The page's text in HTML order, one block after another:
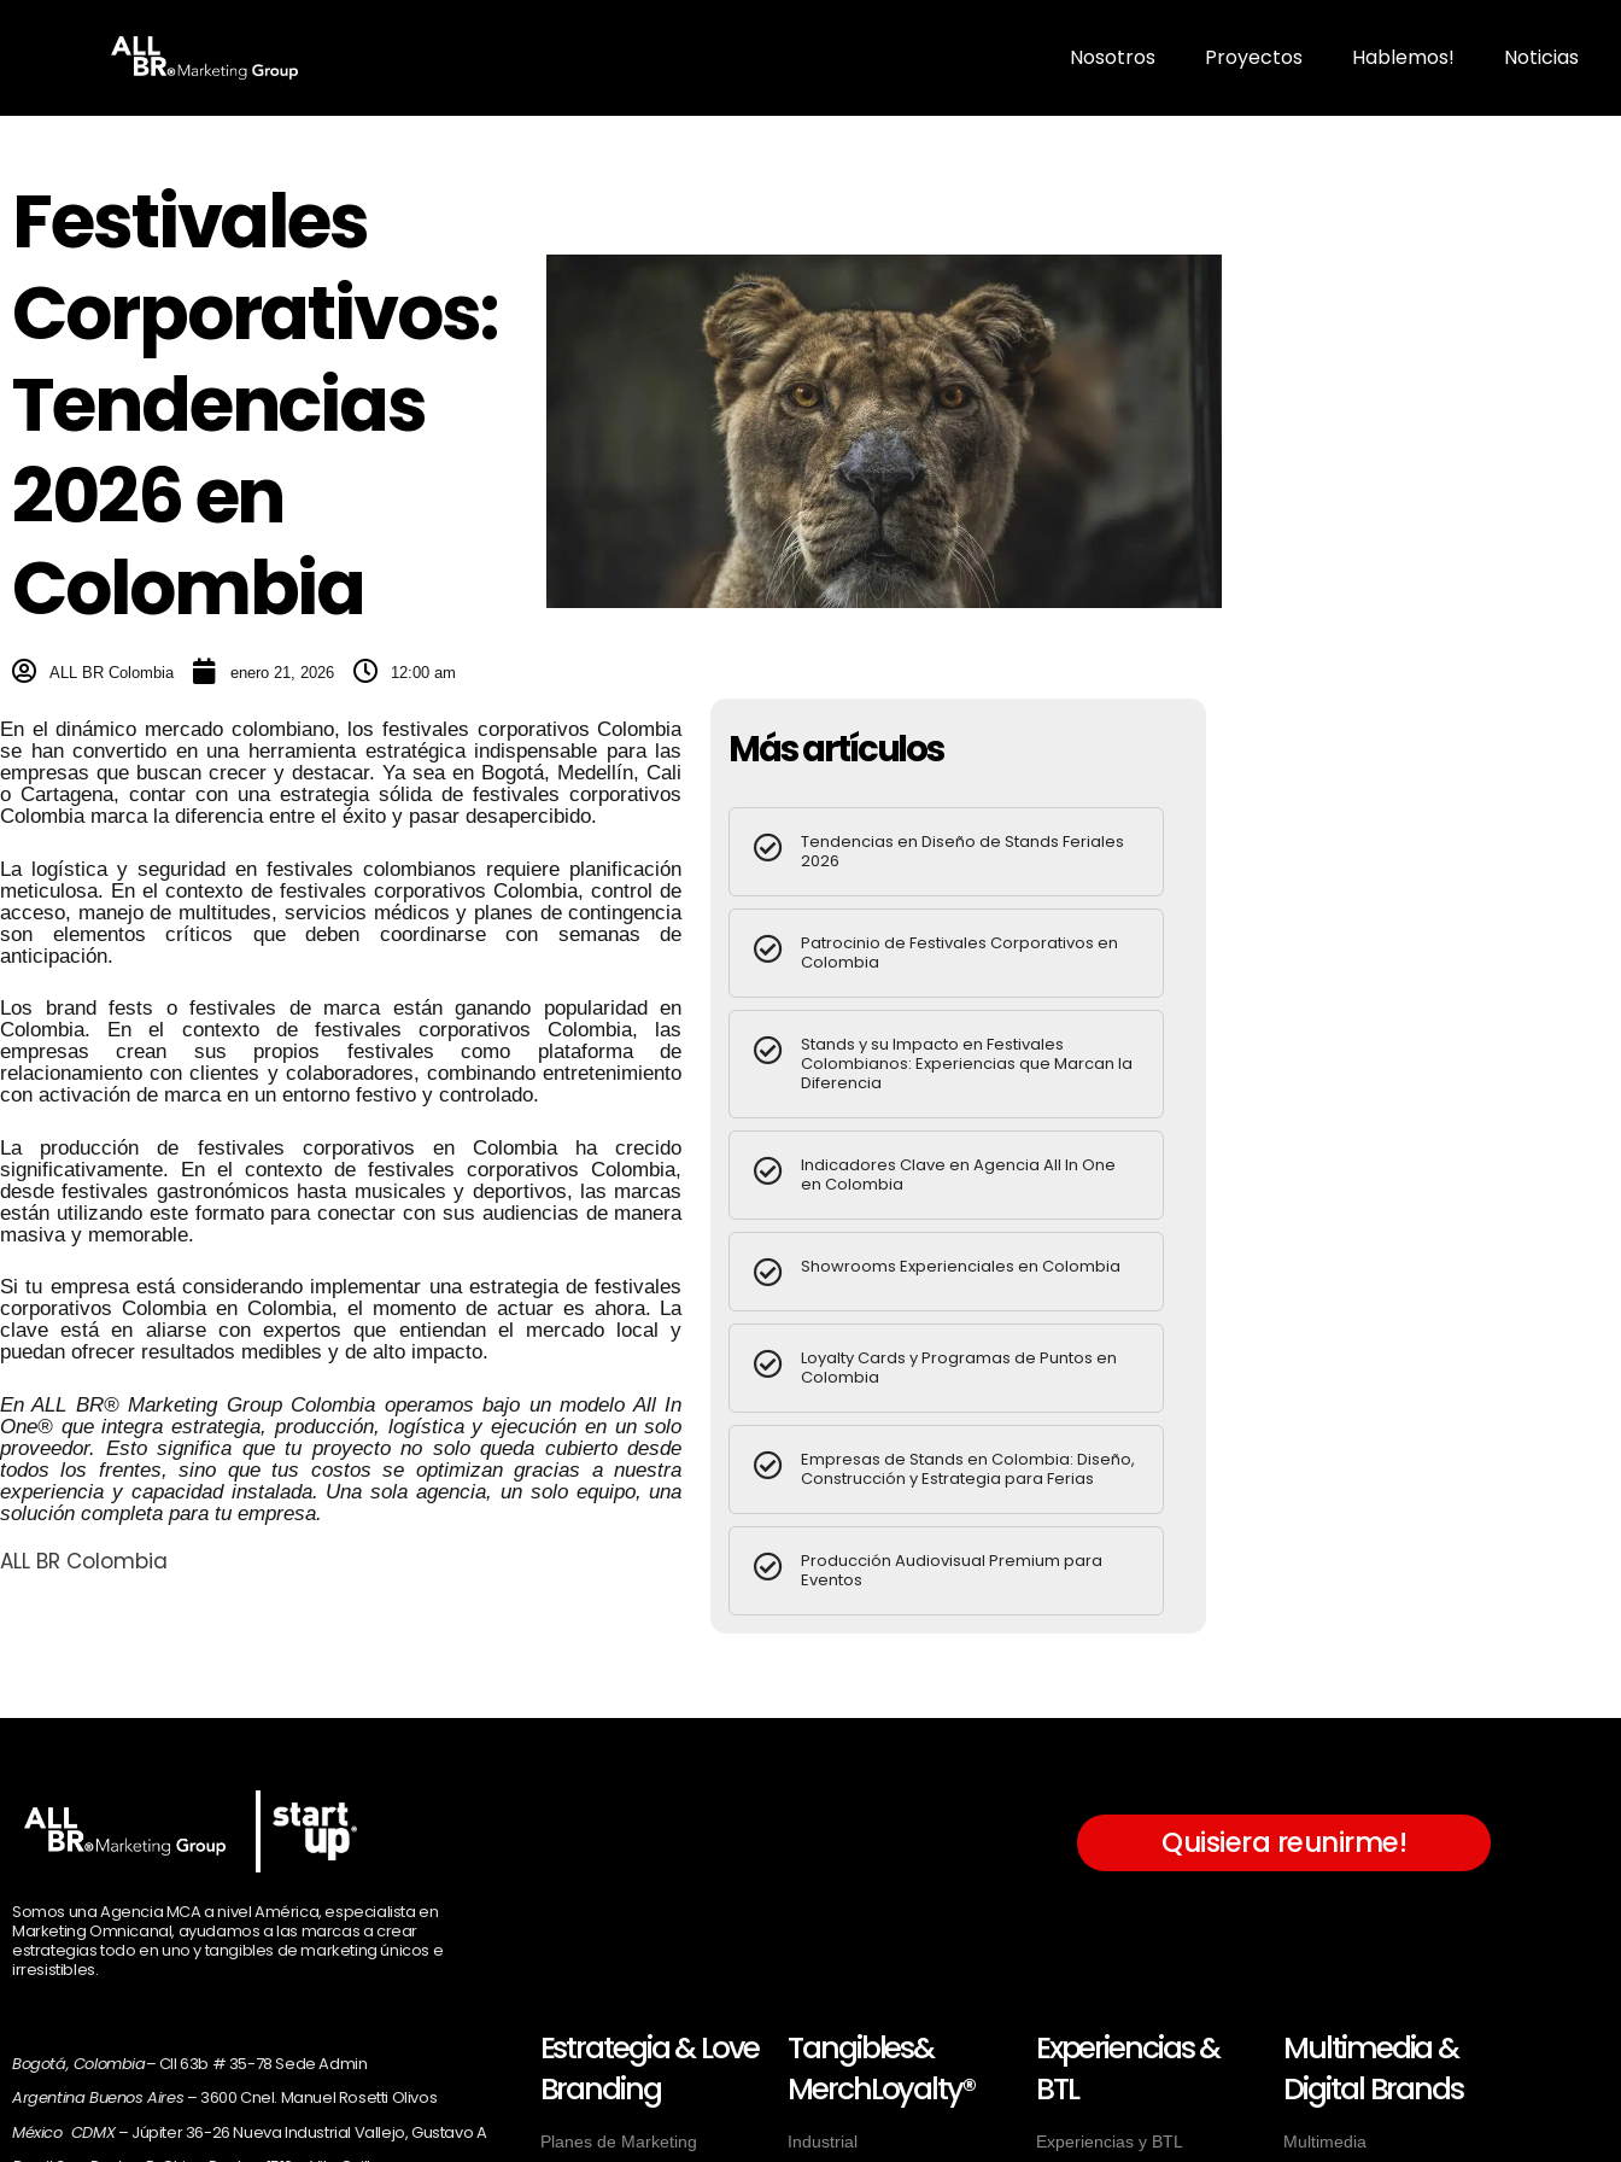
Nosotros Proyectos Hablemos! Noticias
Festivales
Corporativos:
Tendencias
2026 en
Colombia
ALL BR Colombia enero 21, 2026 12:00 am
En el dinámico mercado colombiano, los festivales corporativos Colombia
se han convertido en una herramienta estratégica indispensable para las
empresas que buscan crecer y destacar. Ya sea en Bogotá, Medellín, Cali
o Cartagena, contar con una estrategia sólida de festivales corporativos
Colombia marca la diferencia entre el éxito y pasar desapercibido.
La logística y seguridad en festivales colombianos requiere planificación
meticulosa. En el contexto de festivales corporativos Colombia, control de
acceso, manejo de multitudes, servicios médicos y planes de contingencia
son elementos críticos que deben coordinarse con semanas de
anticipación.
Los brand fests o festivales de marca están ganando popularidad en
Colombia. En el contexto de festivales corporativos Colombia, las
empresas crean sus propios festivales como plataforma de
relacionamiento con clientes y colaboradores, combinando entretenimiento
con activación de marca en un entorno festivo y controlado.
La producción de festivales corporativos en Colombia ha crecido
significativamente. En el contexto de festivales corporativos Colombia,
desde festivales gastronómicos hasta musicales y deportivos, las marcas
están utilizando este formato para conectar con sus audiencias de manera
masiva y memorable.
Si tu empresa está considerando implementar una estrategia de festivales
corporativos Colombia en Colombia, el momento de actuar es ahora. La
clave está en aliarse con expertos que entiendan el mercado local y
puedan ofrecer resultados medibles y de alto impacto.
En ALL BR® Marketing Group Colombia operamos bajo un modelo All In
One® que integra estrategia, producción, logística y ejecución en un solo
proveedor. Esto significa que tu proyecto no solo queda cubierto desde
todos los frentes, sino que tus costos se optimizan gracias a nuestra
experiencia y capacidad instalada. Una sola agencia, un solo equipo, una
solución completa para tu empresa.
ALL BR Colombia
Más artículos
Tendencias en Diseño de Stands Feriales
2026
Patrocinio de Festivales Corporativos en
Colombia
Stands y su Impacto en Festivales
Colombianos: Experiencias que Marcan la
Diferencia
Indicadores Clave en Agencia All In One
en Colombia
Showrooms Experienciales en Colombia
Loyalty Cards y Programas de Puntos en
Colombia
Empresas de Stands en Colombia: Diseño,
Construcción y Estrategia para Ferias
Producción Audiovisual Premium para
Eventos
Somos una Agencia MCA a nivel América, especialista en
Marketing Omnicanal, ayudamos a las marcas a crear
estrategias todo en uno y tangibles de marketing únicos e
irresistibles.
Bogotá, Colombia– Cll 63b # 35-78 Sede Admin
Argentina Buenos Aires – 3600 Cnel. Manuel Rosetti Olivos
México CDMX– Júpiter 36-26 Nueva Industrial Vallejo, Gustavo A
Quisiera reunirme!
Estrategia & Love
Branding
Planes de Marketing
Tangibles&
MerchLoyalty®
Industrial
Experiencias &
BTL
Experiencias y BTL
Multimedia &
Digital Brands
Multimedia